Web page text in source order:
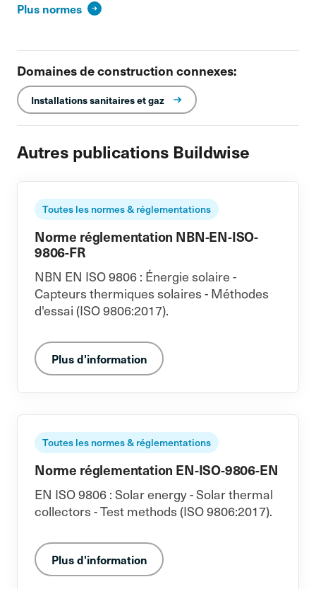
Plus normes
Domaines de construction connexes:
Installations sanitaires et gaz
Autres publications Buildwise
Toutes les normes & réglementations
Norme réglementation NBN-EN-ISO-
9806-FR
NBN EN ISO 9806 : Énergie solaire -
Capteurs thermiques solaires - Méthodes
d'essai (ISO 9806:2017).
Plus d'information
Toutes les normes & réglementations
Norme réglementation EN-ISO-9806-EN
EN ISO 9806 : Solar energy - Solar thermal
collectors - Test methods (ISO 9806:2017).
Plus d'information